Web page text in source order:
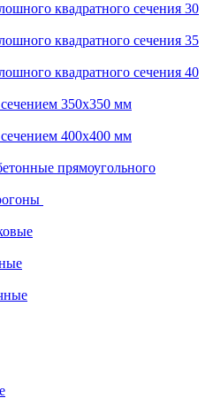
квадратного сечения 30
квадратного сечения 35
квадратного сечения 40
350х350 мм
400х400 мм
прямоугольного